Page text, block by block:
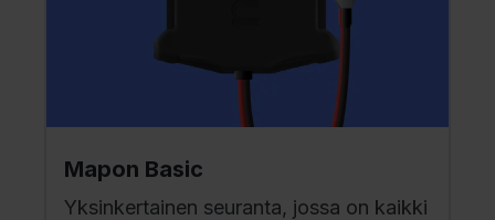
Mapon Basic
Yksinkertainen seuranta, jossa on kaikki